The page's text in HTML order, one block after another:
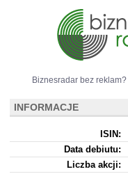
Biznesradar bez reklam?
INFORMACJE
ISIN:
Data debiutu:
Liczba akcji: